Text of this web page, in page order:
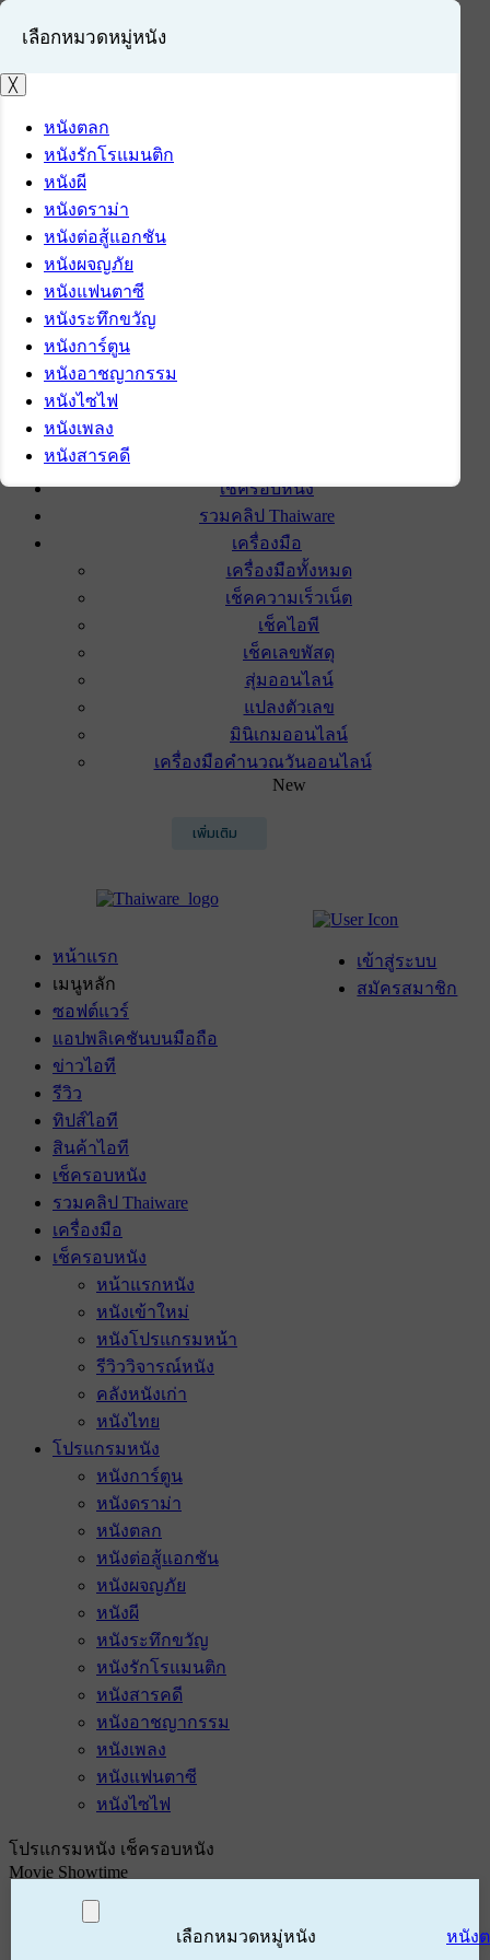
เข้าสู่ระบบ
สมัครสมาชิก
เช็ครอบหนัง
รวมคลิป Thaiware
เครื่องมือ
เครื่องมือทั้งหมด
เช็คความเร็วเน็ต
เช็คไอพี
เช็คเลขพัสดุ
สุ่มออนไลน์
แปลงตัวเลข
มินิเกมออนไลน์
เครื่องมือคำนวณวันออนไลน์
New
เพิ่มเติม
เข้าสู่ระบบ
สมัครสมาชิก
หน้าแรก
เมนูหลัก
ซอฟต์แวร์
แอปพลิเคชันบนมือถือ
ข่าวไอที
รีวิว
ทิปส์ไอที
สินค้าไอที
เช็ครอบหนัง
รวมคลิป Thaiware
เครื่องมือ
เช็ครอบหนัง
หน้าแรกหนัง
หนังเข้าใหม่
หนังโปรแกรมหน้า
รีวิววิจารณ์หนัง
คลังหนังเก่า
หนังไทย
โปรแกรมหนัง
หนังการ์ตูน
หนังดราม่า
หนังตลก
หนังต่อสู้แอกชัน
หนังผจญภัย
หนังผี
หนังระทึกขวัญ
หนังรักโรแมนติก
หนังสารคดี
หนังอาชญากรรม
หนังเพลง
หนังแฟนตาซี
หนังไซไฟ
โปรแกรมหนัง เช็ครอบหนัง
Movie Showtime
เลือกหมวดหมู่หนัง หนัง
เลือกหมวดหมู่หนัง
╳
หนังตลก
หนังรักโรแมนติก
หนังผี
หนังดราม่า
หนังต่อสู้แอกชัน
หนังผจญภัย
หนังแฟนตาซี
หนังระทึกขวัญ
หนังการ์ตูน
หนังอาชญากรรม
หนังไซไฟ
หนังเพลง
หนังสารคดี